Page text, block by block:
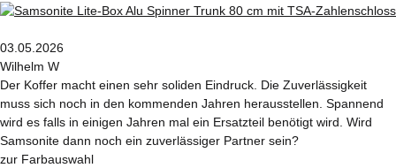
03.05.2026
Wilhelm W
Der Koffer macht einen sehr soliden Eindruck. Die Zuverlässigkeit
muss sich noch in den kommenden Jahren herausstellen. Spannend
wird es falls in einigen Jahren mal ein Ersatzteil benötigt wird. Wird
Samsonite dann noch ein zuverlässiger Partner sein?
zur Farbauswahl